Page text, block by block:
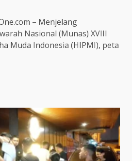
– Menjelang
Nasional (Munas) XVIII
Muda Indonesia (HIPMI), peta